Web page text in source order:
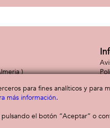
)
para fines analíticos y
más información.
el botón “Aceptar” o